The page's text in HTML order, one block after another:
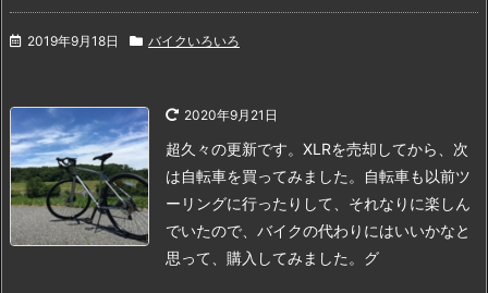
2019年9月18日 バイクいろいろ
2020年9月21日
超久々の更新です。 XLRを売却してから、次
は自転車を買ってみました。
自転車も以前ツ
ーリングに行ったりして、それなりに楽しん
でいたので、バイクの代わりにはいいかなと
思って、購入してみました。 グ